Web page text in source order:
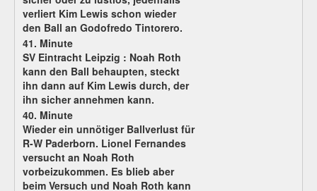
verliert Kim Lewis schon wieder
den Ball an Godofredo Tintorero.
41. Minute
SV Eintracht Leipzig : Noah Roth
kann den Ball behaupten, steckt
ihn dann auf Kim Lewis durch, der
ihn sicher annehmen kann.
40. Minute
Wieder ein unnötiger Ballverlust für
R-W Paderborn. Lionel Fernandes
versucht an Noah Roth
vorbeizukommen. Es blieb aber
beim Versuch und Noah Roth kann